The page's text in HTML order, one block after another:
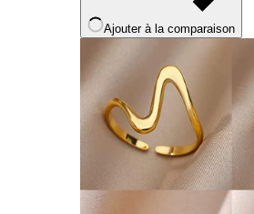
Ajouter à la comparaison